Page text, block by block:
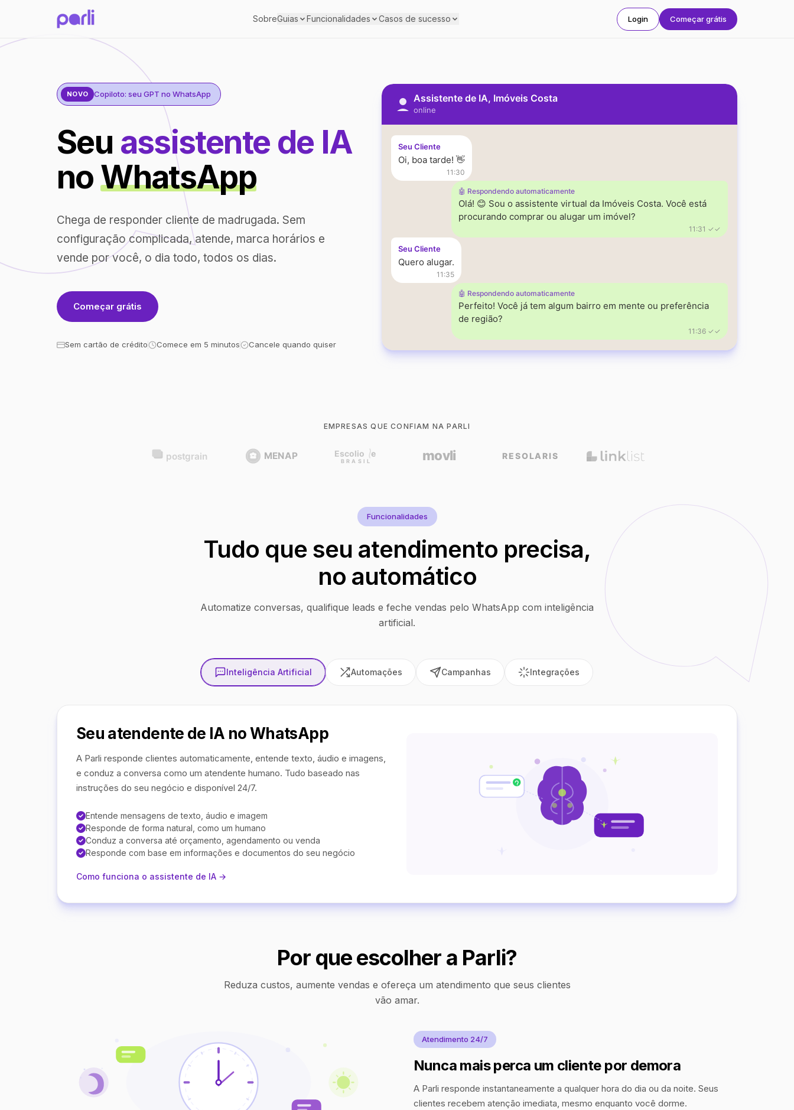
SobreGuias Funcionalidades Casos de sucesso Login Começar grátis
NOVO Copiloto: seu GPT no WhatsApp
Seu assistente de IA
noWhatsApp
Chega de responder cliente de madrugada. Sem
configuração complicada, atende, marca horários e
vende por você, o dia todo, todos os dias.
Começar grátis
Sem cartão de crédito Comece em 5 minutos Cancele quando quiser
Assistente de IA, Imóveis Costa
online
Seu Cliente
Oi, boa tarde! 👋
11:30
🤖 Respondendo automaticamente
Olá! 😊 Sou o assistente virtual da Imóveis Costa. Você está
procurando comprar ou alugar um imóvel?
11:31 ✓✓
Seu Cliente
Quero alugar.
11:35
🤖 Respondendo automaticamente
Perfeito! Você já tem algum bairro em mente ou preferência
de região?
11:36 ✓✓
EMPRESAS QUE CONFIAM NA PARLI
Funcionalidades
Tudo que seu atendimento precisa,
no automático
Automatize conversas, qualifique leads e feche vendas pelo WhatsApp com inteligência
artificial.
Inteligência Artificial Automações Campanhas Integrações
Seu atendente de IA no WhatsApp
A Parli responde clientes automaticamente, entende texto, áudio e imagens,
e conduz a conversa como um atendente humano. Tudo baseado nas
instruções do seu negócio e disponível 24/7.
Entende mensagens de texto, áudio e imagem
Responde de forma natural, como um humano
Conduz a conversa até orçamento, agendamento ou venda
Responde com base em informações e documentos do seu negócio
Como funciona o assistente de IA →
Por que escolher a Parli?
Reduza custos, aumente vendas e ofereça um atendimento que seus clientes
vão amar.
Atendimento 24/7
Nunca mais perca um cliente por demora
A Parli responde instantaneamente a qualquer hora do dia ou da noite. Seus
clientes recebem atenção imediata, mesmo enquanto você dorme.